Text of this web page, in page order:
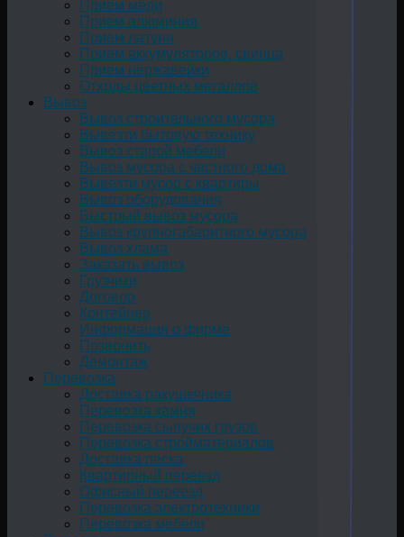
Прием меди
Прием алюминия
Прием латуни
Прием аккумуляторов, свинца
Прием нержавейки
Отходы цветных металлов
Вывоз
Вывоз строительного мусора
Вывезти бытовую технику
Вывоз старой мебели
Вывоз мусора с частного дома
Вывезти мусор с квартиры
Вывоз оборудования
Быстрый вывоз мусора
Вывоз крупногабаритного мусора
Вывоз хлама
Заказать вывоз
Грузчики
Договор
Контейнер
Информация о фирме
Позвонить
Демонтаж
Перевозка
Доставка ракушечника
Перевозка камня
Перевозка сыпучих грузов
Перевозка стройматериалов
Доставка песка
Квартирный переезд
Офисный переезд
Перевозка электротехники
Перевозка мебели